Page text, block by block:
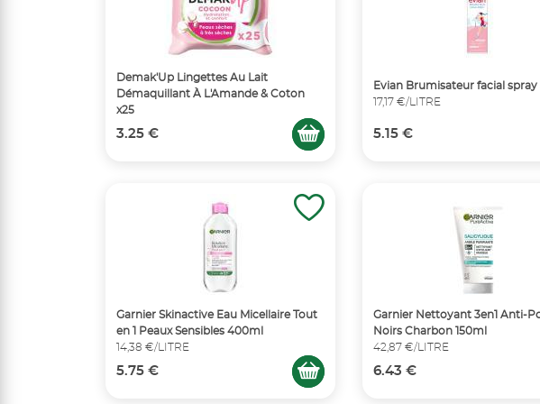
Demak'Up Lingettes Au Lait
Démaquillant À L'Amande & Coton
x25
3.25 €
Evian Brumisateur facial spray
17,17 €/LITRE
5.15 €
Garnier Skinactive Eau Micellaire Tout
en 1 Peaux Sensibles 400ml
14,38 €/LITRE
5.75 €
Garnier Nettoyant 3en1 Anti-
Noirs Charbon 150ml
42,87 €/LITRE
6.43 €